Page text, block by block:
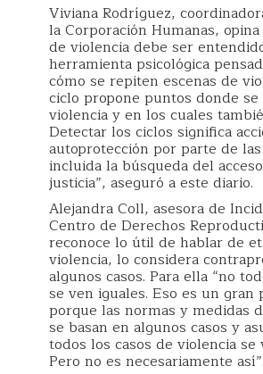
Viviana Rodríguez,
la Corporación Humanas,
de violencia debe ser
herramienta psicológica
cómo se repiten escenas de
ciclo propone puntos donde
violencia y en los cuales
Detectar los ciclos significa
autoprotección por parte de
incluida la búsqueda del
justicia”, aseguró a este diario.
Alejandra Coll, asesora de
Centro de Derechos
reconoce lo útil de hablar de
violencia, lo considera
algunos casos. Para ella “no
se ven iguales. Eso es un gran
porque las normas y medidas
se basan en algunos casos y
todos los casos de violencia se
Pero no es necesariamente así”.